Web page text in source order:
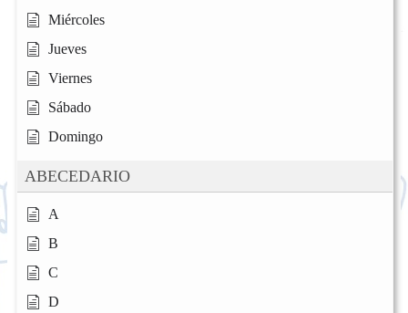
Miércoles
Jueves
Viernes
Sábado
Domingo
ABECEDARIO
A
B
C
D